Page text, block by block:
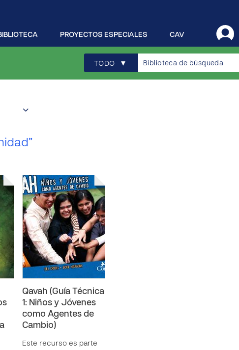
CAV
PROYECTOS ESPECIALES
TODO ▾
Qavah (Guía Técnica
1: Niños y Jóvenes
como Agentes de
Cambio)
Este recurso es parte